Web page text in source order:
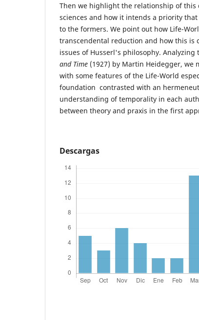
Then we highlight the relationship of this
sciences and how it intends a priority
to the formers. We point out how Life-
transcendental reduction and how this is
issues of Husserl's philosophy. Analyzing
and Time (1927) by Martin Heidegger, we
with some features of the Life-World
foundation contrasted with an
understanding of temporality in each
between theory and praxis in the first
Descargas